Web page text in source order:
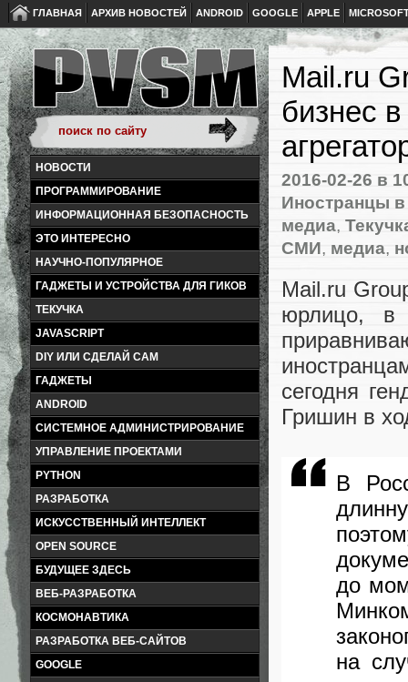
ГЛАВНАЯ АРХИВ НОВОСТЕЙ ANDROID GOOGLE APPLE
НОВОСТИ
ПРОГРАММИРОВАНИЕ
ИНФОРМАЦИОННАЯ БЕЗОПАСНОСТЬ
ЭТО ИНТЕРЕСНО
НАУЧНО-ПОПУЛЯРНОЕ
ГАДЖЕТЫ И УСТРОЙСТВА ДЛЯ ГИКОВ
ТЕКУЧКА
JAVASCRIPT
DIY ИЛИ СДЕЛАЙ САМ
ГАДЖЕТЫ
ANDROID
СИСТЕМНОЕ АДМИНИСТРИРОВАНИЕ
УПРАВЛЕНИЕ ПРОЕКТАМИ
PYTHON
РАЗРАБОТКА
ИСКУССТВЕННЫЙ ИНТЕЛЛЕКТ
OPEN SOURCE
БУДУЩЕЕ ЗДЕСЬ
ВЕБ-РАЗРАБОТКА
КОСМОНАВТИКА
РАЗРАБОТКА ВЕБ-САЙТОВ
GOOGLE
Mail.ru
бизнес
2016-02-26 в
Иностранцы
медиа,
СМИ, медиа,
Mail.ru
юрлицо,
в
сегодня
Гришин в
В
до
на